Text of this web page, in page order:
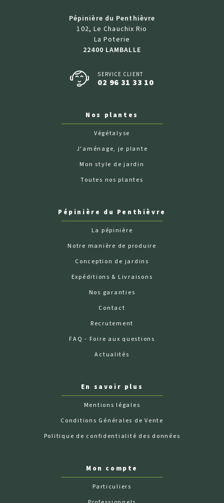
Pépinière du Penthièvre
102, Le Chauchix Rio
La Poterie
22400 LAMBALLE
SERVICE CLIENT
02 96 31 33 10
Nos plantes
Végétalyse
J'aménage, je plante
Mon style de jardin
Toutes nos plantes
Pépinière du Penthièvre
La pépinière
Notre manière de produire
Conception de jardins
Expéditions & Livraisons
Nos garanties
Contact
Recrutement
FAQ - Foire aux questions
Actualités
En savoir plus
Mentions légales
Conditions Générales de Vente
Politique de confidentialité des données
Mon compte
Particuliers